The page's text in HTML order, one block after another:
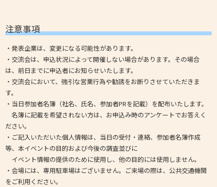
注意事項
・発表企業は、変更になる可能性があります。
・交流会は、申込状況によって開催しない場合があります。その場合
は、前日までに申込者にお知らせいたします。
・交流会において、強引な営業行為や勧誘をお断りさせていただきま
す。
・当日参加者名簿（社名、氏名、参加者PRを記載）を配布いたします。
名簿に記載を希望されない方は、お申込み時のアンケートでお答えく
ださい。
・ご記入いただいた個人情報は、当日の受付・連絡、参加者名簿作成
等、本イベントの目的および今後の調査並びに
イベント情報の提供のために使用し、他の目的には使用しません。
・会場には、専用駐車場はございません。ご来場の際は、公共交通機関
をご利用ください。